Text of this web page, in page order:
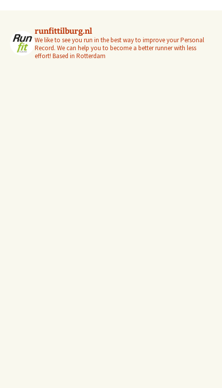
runfittilburg.nl
We like to see you run in the best way to improve your Personal
Record. We can help you to become a better runner with less
effort! Based in Rotterdam